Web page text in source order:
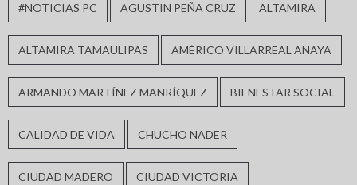
#NOTICIAS PC AGUSTIN PEÑA CRUZ ALTAMIRA
ALTAMIRA TAMAULIPAS AMÉRICO VILLARREAL ANAYA
ARMANDO MARTÍNEZ MANRÍQUEZ BIENESTAR SOCIAL
CALIDAD DE VIDA CHUCHO NADER
CIUDAD MADERO CIUDAD VICTORIA